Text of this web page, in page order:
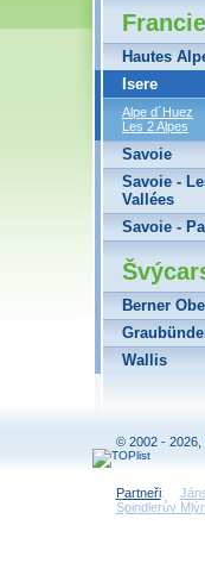
Francie
Hautes
Isere
Alpe d´Huez
Les 2 Alpes
Savoie
Savoie -
Vallées
Savoie -
Berner
Wallis
© 2002 - 2026,
Partneři:
Špindlerův